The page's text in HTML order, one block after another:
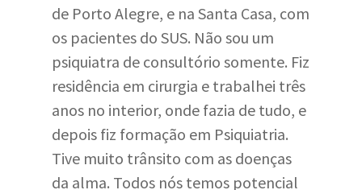
de Porto Alegre, e na Santa Casa, com
os pacientes do SUS. Não sou um
psiquiatra de consultório somente. Fiz
residência em cirurgia e trabalhei três
anos no interior, onde fazia de tudo, e
depois fiz formação em Psiquiatria.
Tive muito trânsito com as doenças
da alma. Todos nós temos potencial